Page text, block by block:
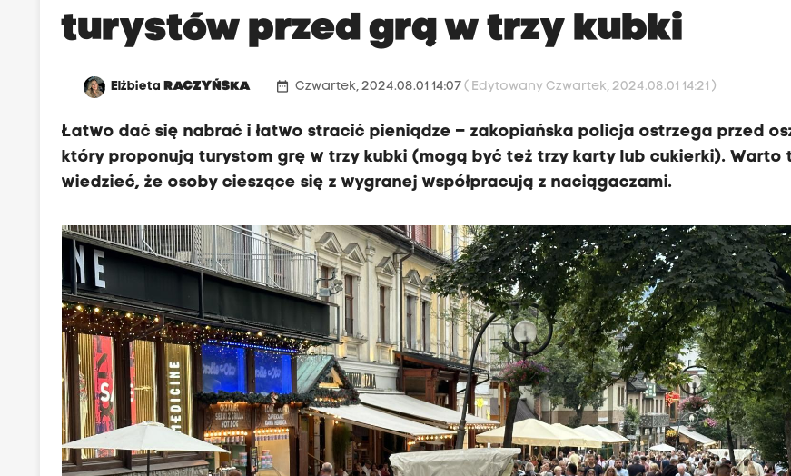
turystów przed grą w trzy kubki
ElżbietaRACZYŃSKA date_range Czwartek, 2024.08.01 14:07( Edytowany Czwartek, 2024.08.01 14:21 )
Łatwo dać się nabrać i łatwo stracić pieniądze – zakopiańska policja ostrzega przed
który proponują turystom grę w trzy kubki (mogą być też trzy karty lub cukierki). Warto
wiedzieć, że osoby cieszące się z wygranej współpracują z naciągaczami.